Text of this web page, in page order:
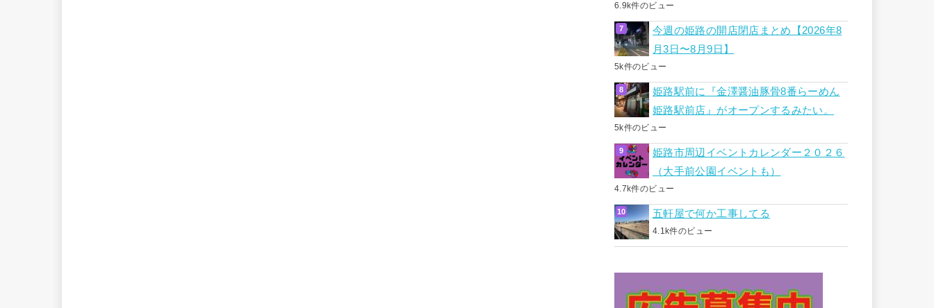
6.9k件のビュー
今週の姫路の開店閉店まとめ【2026年8
月3日〜8月9日】
5k件のビュー
姫路駅前に『金澤醤油豚骨8番らーめん
姫路駅前店』がオープンするみたい。
5k件のビュー
姫路市周辺イベントカレンダー２０２６
（大手前公園イベントも）
4.7k件のビュー
五軒屋で何か工事してる
4.1k件のビュー